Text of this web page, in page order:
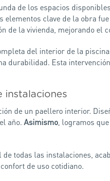
de los espacios
elementos clave de la obra
de la vivienda, mejorando el
del interior de la
durabilidad. Esta
instalaciones
de un paellero interior.
año. Asimismo , logramos
todas las instalaciones,
de uso cotidiano.